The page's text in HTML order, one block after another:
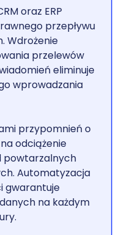
Wybór
i rola systemów
do
w firmie
(ROI) i check-lista
windykatorów i
oraz ERP
przepływu
Wdrożenie
przelewów
eliminuje
wprowadzania
przypomnień o
odciążenie
powtarzalnych
Automatyzacja
gwarantuje
na każdym